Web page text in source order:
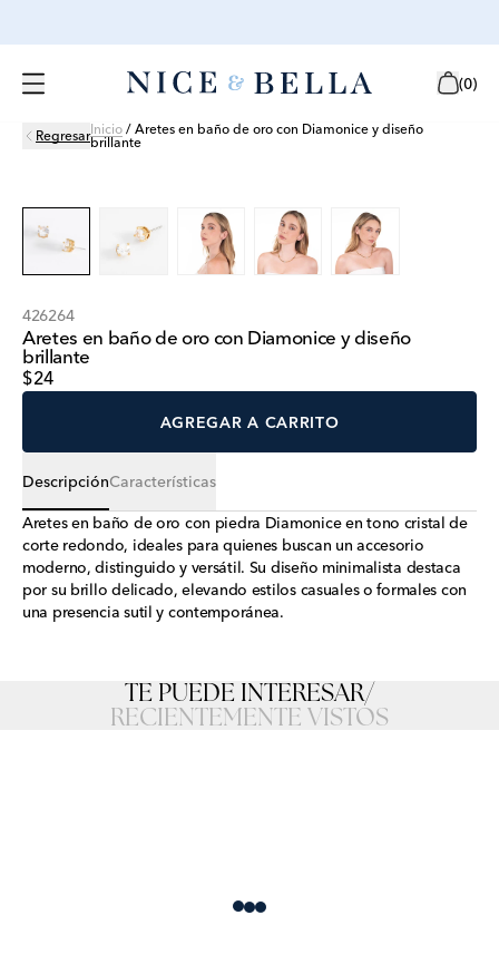
(0)
RegresarInicio / Aretes en baño de oro con Diamonice y diseño
brillante
426264
Aretes en baño de oro con Diamonice y diseño
brillante
$24
AGREGAR A CARRITO
DescripciónCaracterísticas
Aretes en baño de oro con piedra Diamonice en tono cristal de
corte redondo, ideales para quienes buscan un accesorio
moderno, distinguido y versátil. Su diseño minimalista destaca
por su brillo delicado, elevando estilos casuales o formales con
una presencia sutil y contemporánea.
TE PUEDE INTERESAR/
RECIENTEMENTE VISTOS
Loading